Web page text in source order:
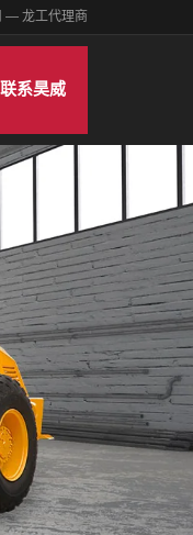
— 龙工代理商
联系昊威